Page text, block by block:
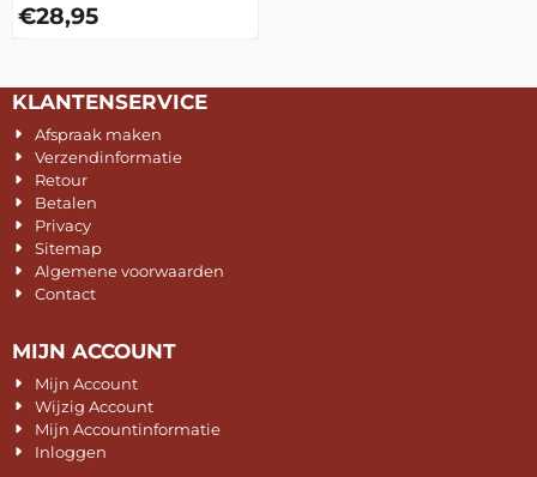
€28,95
KLANTENSERVICE
Afspraak maken
Verzendinformatie
Retour
Betalen
Privacy
Sitemap
Algemene voorwaarden
Contact
MIJN ACCOUNT
Mijn Account
Wijzig Account
Mijn Accountinformatie
Inloggen